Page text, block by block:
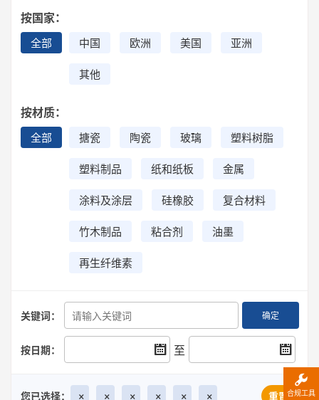
按国家：
全部 中国 欧洲 美国 亚洲
其他
按材质：
全部 搪瓷 陶瓷 玻璃 塑料树脂
塑料制品 纸和纸板 金属
涂料及涂层 硅橡胶 复合材料
竹木制品 粘合剂 油墨
再生纤维素
关键词： 确定
按日期： 至
您已选择： × × × × × × 重置合规工具